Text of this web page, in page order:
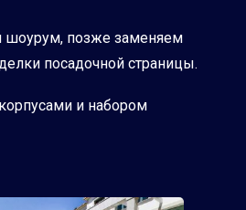
шоурум, позже заменяем
посадочной страницы.
и набором